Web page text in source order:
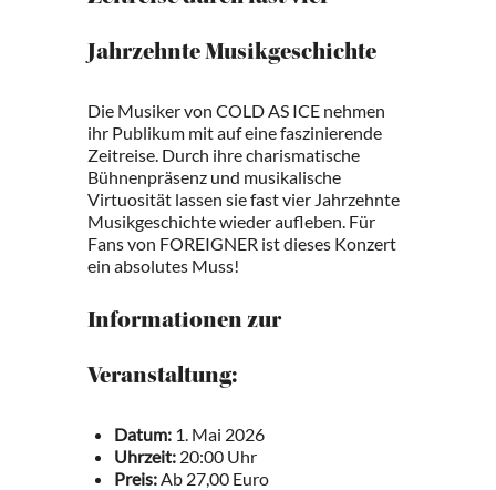
Jahrzehnte Musikgeschichte
Die Musiker von COLD AS ICE nehmen
ihr Publikum mit auf eine faszinierende
Zeitreise. Durch ihre charismatische
Bühnenpräsenz und musikalische
Virtuosität lassen sie fast vier Jahrzehnte
Musikgeschichte wieder aufleben. Für
Fans von FOREIGNER ist dieses Konzert
ein absolutes Muss!
Informationen zur
Veranstaltung:
Datum: 1. Mai 2026
Uhrzeit: 20:00 Uhr
Preis:Ab 27,00 Euro